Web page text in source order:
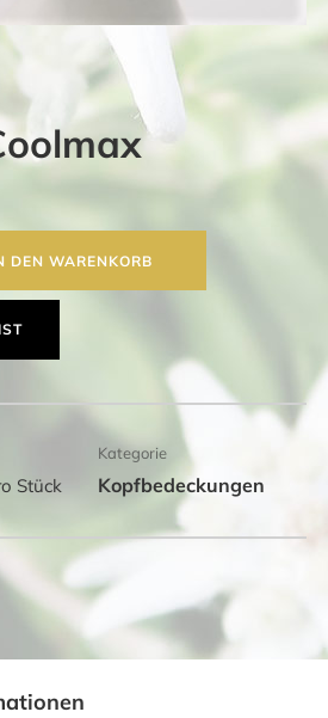
DEN WARENKORB
Stück
Kategorie
Kopfbedeckungen